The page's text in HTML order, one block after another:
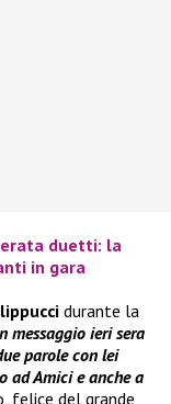
duetti: la
in gara
durante la
messaggio ieri sera
parole con lei
ad Amici e anche a
felice del grande